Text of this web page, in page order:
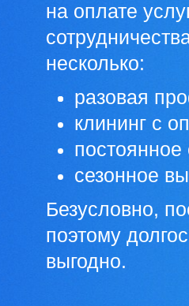
на оплате
несколько:
разовая
клининг с
постоянное
сезонное
Безусловно,
поэтому
выгодно.